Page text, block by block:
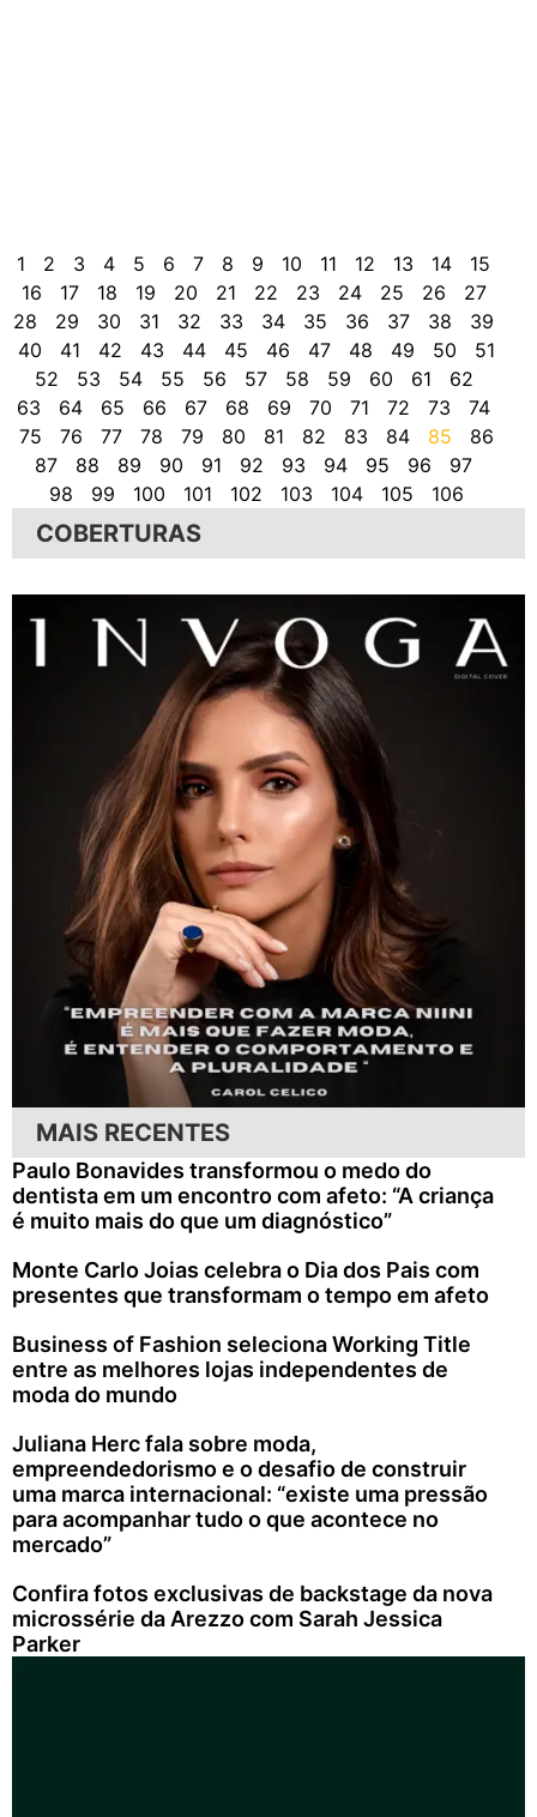
1 2 3 4 5 6 7 8 9 10 11 12 13 14
15
16
17 18 19 20 21 22 23 24 25 26
27
28
29 30 31 32 33 34 35 36 37 38
39
40
41 42 43 44 45 46 47 48 49 50
51
52
53 54 55 56 57 58 59 60 61
62
63
64 65 66 67 68 69 70 71 72 73
74
75
76 77 78 79 80 81 82 83 84 85
86
87
88 89 90 91 92 93 94 95 96
97
98
99 100 101 102 103 104 105 106
COBERTURAS
MAIS RECENTES
Paulo Bonavides transformou o medo do
dentista em um encontro com afeto: “A criança
é muito mais do que um diagnóstico”
Monte Carlo Joias celebra o Dia dos Pais com
presentes que transformam o tempo em afeto
Business of Fashion seleciona Working Title
entre as melhores lojas independentes de
moda do mundo
Juliana Herc fala sobre moda,
empreendedorismo e o desafio de construir
uma marca internacional: “existe uma pressão
para acompanhar tudo o que acontece no
mercado”
Confira fotos exclusivas de backstage da nova
microssérie da Arezzo com Sarah Jessica
Parker